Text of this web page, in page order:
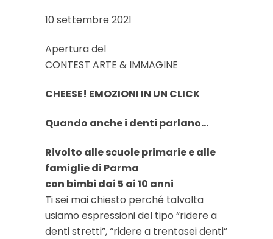
10 settembre 2021
Apertura del
CONTEST ARTE & IMMAGINE
CHEESE! EMOZIONI IN UN CLICK
Quando anche i denti parlano…
Rivolto alle scuole primarie e alle
famiglie di Parma
con bimbi dai 5 ai 10 anni
Ti sei mai chiesto perché talvolta
usiamo espressioni del tipo “ridere a
denti stretti”, “ridere a trentasei denti”